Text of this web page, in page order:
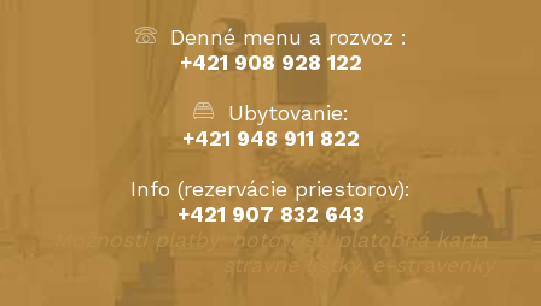
Denné menu a rozvoz :
+421 908 928 122
Ubytovanie:
+421 948 911 822
Info (rezervácie priestorov):
+421 907 832 643
Možnosti platby: hotovosť, platobná karta
stravné lístky, e-stravenky